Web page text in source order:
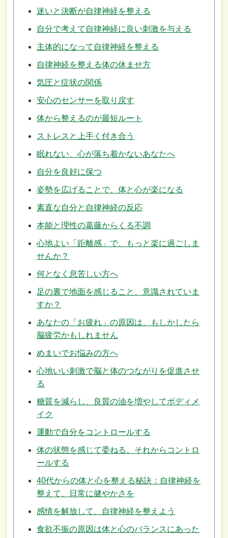
迷いと決断が自律神経を整える
自分で考えて自律神経に良い刺激を与える
主体的になって自律神経を整える
自律神経を整える体の休ませ方
気圧と症状の関係
安心のセンサーを取り戻す
体から整えるのが最短ルート
ストレスと上手く付き合う
眠れない、心が落ち着かないあなたへ
自分を良好に保つ
姿勢を広げることで、体と心が楽になる
素直な自分と自律神経の反応
本能と理性の葛藤からくる不調
心地よい「距離感」で、もっと楽に過ごしま
せんか？
何となく息苦しい方へ
足の裏で地面を感じること、意識されていま
すか？
あなたの「お疲れ」の原因は、もしかしたら
脳疲労かもしれません
めまいでお悩みの方へ
心地いい刺激で脳と体のつながりを促進させ
る
糖質を減らし、良質の油を増やしてボディメ
イク
運動で自分をコントロールする
体の状態を感じて委ねる。それからコントロ
ールする
40代からの体と心を整える秘訣：自律神経を
整えて、日常に健やかさを
感情を解放して、自律神経を整えよう
食欲不振の原因は体と心のバランスにあった